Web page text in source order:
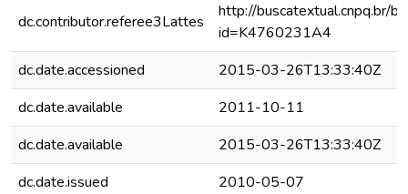
dc.contributor.referee3Lattes
http://buscatextual.cnpq.br/
id=K4760231A4
dc.date.accessioned
2015-03-26T13:33:40Z
dc.date.available
2011-10-11
dc.date.available
2015-03-26T13:33:40Z
dc.date.issued
2010-05-07